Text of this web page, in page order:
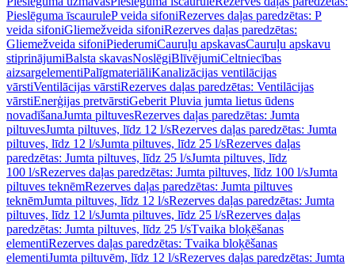
Pieslēguma īscauruleP veida sifoniRezerves daļas paredzētas: P
veida sifoniGliemežveida sifoniRezerves daļas paredzētas:
Gliemežveida sifoniPiederumiCauruļu apskavasCauruļu apskavu
stiprinājumiBalsta skavasNoslēgiBlīvējumiCeltniecības
aizsargelementiPalīgmateriāliKanalizācijas ventilācijas
vārstiVentilācijas vārstiRezerves daļas paredzētas: Ventilācijas
vārstiEnerģijas pretvārstiGeberit Pluvia jumta lietus ūdens
novadīšanaJumta piltuvesRezerves daļas paredzētas: Jumta
piltuvesJumta piltuves, līdz 12 l/sRezerves daļas paredzētas: Jumta
piltuves, līdz 12 l/sJumta piltuves, līdz 25 l/sRezerves daļas
paredzētas: Jumta piltuves, līdz 25 l/sJumta piltuves, līdz
100 l/sRezerves daļas paredzētas: Jumta piltuves, līdz 100 l/sJumta
piltuves teknēmRezerves daļas paredzētas: Jumta piltuves
teknēmJumta piltuves, līdz 12 l/sRezerves daļas paredzētas: Jumta
piltuves, līdz 12 l/sJumta piltuves, līdz 25 l/sRezerves daļas
paredzētas: Jumta piltuves, līdz 25 l/sTvaika bloķēšanas
elementiRezerves daļas paredzētas: Tvaika bloķēšanas
elementiJumta piltuvēm, līdz 12 l/sRezerves daļas paredzētas: Jumta